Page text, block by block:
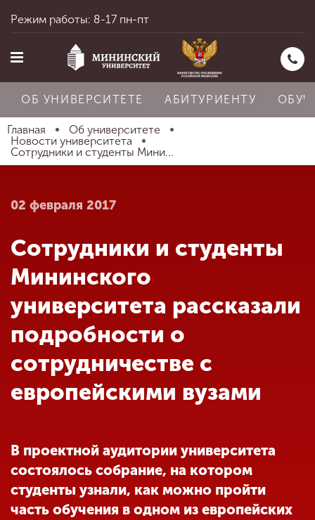
Главная
Абитуриенту
Обучение
Наука
Другие виды
деятельности
Режим работы: 8-17 пн-пт
ОБ УНИВЕРСИТЕТЕ АБИТУРИЕНТУ
Главная
Об университете
Новости университета
Сотрудники и студенты Мини...
02 февраля 2017
Сотрудники и студенты
Мининского
университета рассказали
подробности о
сотрудничестве с
европейскими вузами
В проектной аудитории университета
состоялось собрание, на котором
студенты узнали, как можно пройти
часть обучения в одном из европейских